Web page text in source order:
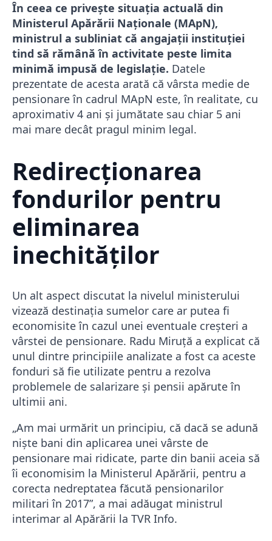
În ceea ce privește situația actuală din
Ministerul Apărării Naționale (MApN),
ministrul a subliniat că angajații instituției
tind să rămână în activitate peste limita
minimă impusă de legislație. Datele
prezentate de acesta arată că vârsta medie de
pensionare în cadrul MApN este, în realitate, cu
aproximativ 4 ani și jumătate sau chiar 5 ani
mai mare decât pragul minim legal.
Redirecționarea
fondurilor pentru
eliminarea
inechităților
Un alt aspect discutat la nivelul ministerului
vizează destinația sumelor care ar putea fi
economisite în cazul unei eventuale creșteri a
vârstei de pensionare. Radu Miruță a explicat că
unul dintre principiile analizate a fost ca aceste
fonduri să fie utilizate pentru a rezolva
problemele de salarizare și pensii apărute în
ultimii ani.
„Am mai urmărit un principiu, că dacă se adună
nişte bani din aplicarea unei vârste de
pensionare mai ridicate, parte din banii aceia să
îi economisim la Ministerul Apărării, pentru a
corecta nedreptatea făcută pensionarilor
militari în 2017”, a mai adăugat ministrul
interimar al Apărării la TVR Info.